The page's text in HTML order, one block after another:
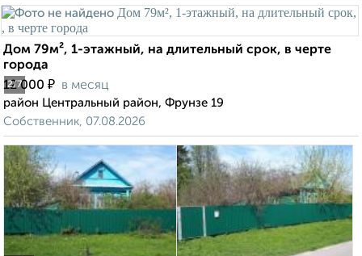
2/7
Дом 79м², 1-этажный, на длительный срок, в черте
города
12 000 ₽ в месяц
район Центральный район, Фрунзе 19
Собственник, 07.08.2026